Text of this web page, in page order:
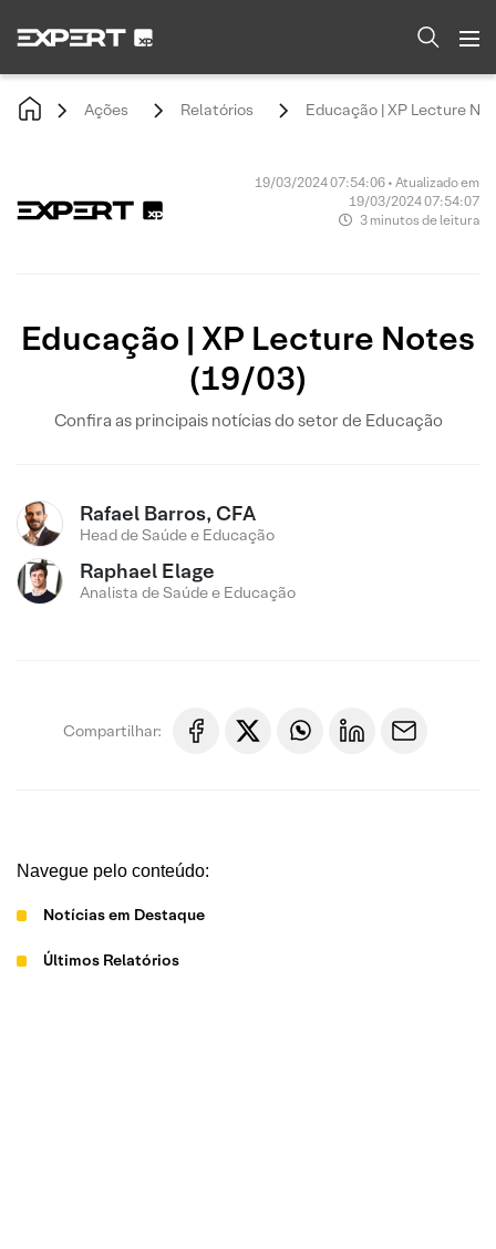
Ações Relatórios Educação | XP Lecture
19/03/2024 07:54:06 • Atualizado em
19/03/2024 07:54:07
3 minutos de leitura
Educação | XP Lecture Notes
(19/03)
Confira as principais notícias do setor de Educação
Rafael Barros, CFA
Head de Saúde e Educação
Raphael Elage
Analista de Saúde e Educação
Compartilhar:
Navegue pelo conteúdo:
Notícias em Destaque
Últimos Relatórios